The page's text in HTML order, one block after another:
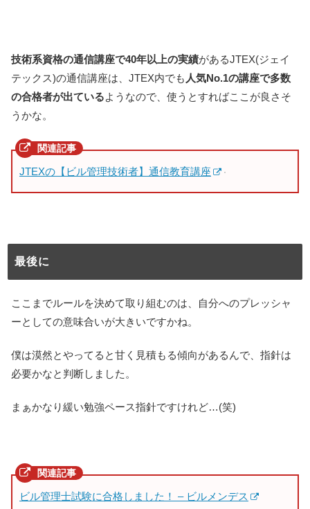
技術系資格の通信講座で40年以上の実績があるJTEX(ジェイ
テックス)の通信講座は、JTEX内でも 人気No.1の講座で多数
の合格者が出ているようなので、使うとすればここが良さそ
うかな。
JTEXの【ビル管理技術者】通信教育講座
最後に
ここまでルールを決めて取り組むのは、自分へのプレッシャ
ーとしての意味合いが大きいですかね。
僕は漠然とやってると甘く見積もる傾向があるんで、指針は
必要かなと判断しました。
まぁかなり緩い勉強ペース指針ですけれど…(笑)
ビル管理士試験に合格しました！ – ビルメンデス